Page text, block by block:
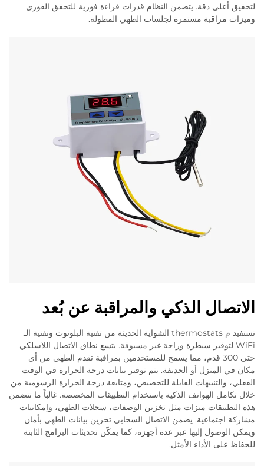
لتحقيق أعلى دقة. يتضمن النظام قدرات قراءة فورية للتحقق الفوري
وميزات مراقبة مستمرة لجلسات الطهي المطولة.
الاتصال الذكي والمراقبة عن بُعد
تستفيد م thermostats الشواية الحديثة من تقنية البلوتوث وتقنية الـ
WiFi لتوفير سيطرة وراحة غير مسبوقة. يتسع نطاق الاتصال اللاسلكي
حتى 300 قدم، مما يسمح للمستخدمين بمراقبة تقدم الطهي من أي
مكان في المنزل أو الحديقة. يتم توفير بيانات درجة الحرارة في الوقت
الفعلي، والتنبيهات القابلة للتخصيص، ومتابعة درجة الحرارة الرسومية من
خلال تكامل الهواتف الذكية باستخدام التطبيقات المخصصة. غالباً ما تتضمن
هذه التطبيقات ميزات مثل تخزين الوصفات، سجلات الطهي، وإمكانيات
مشاركة اجتماعية. يضمن الاتصال السحابي تخزين بيانات الطهي بأمان
ويمكن الوصول إليها عبر عدة أجهزة، كما يمكّن تحديثات البرامج الثابتة
للحفاظ على الأداء الأمثل.